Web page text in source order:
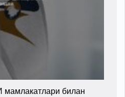
мамлакатлари билан